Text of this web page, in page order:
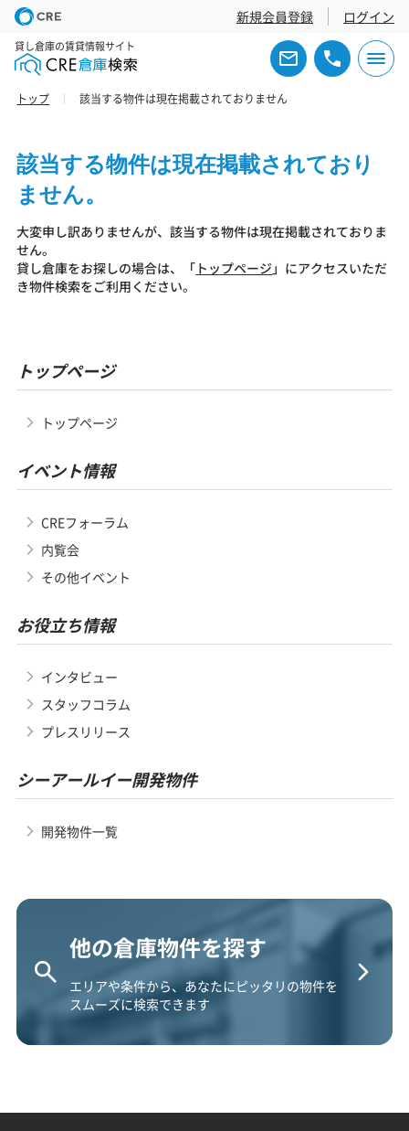
新規会員登録 ログイン
貸し倉庫の賃貸情報サイト
トップ 該当する物件は現在掲載されておりません
該当する物件は現在掲載されており
ません。
大変申し訳ありませんが、該当する物件は現在掲載されておりま
せん。
貸し倉庫をお探しの場合は、「 トップページ 」にアクセスいただ
き物件検索をご利用ください。
トップページ
トップページ
イベント情報
CREフォーラム
内覧会
その他イベント
お役立ち情報
インタビュー
スタッフコラム
プレスリリース
シーアールイー開発物件
開発物件一覧
他の倉庫物件を探す
エリアや条件から、あなたにピッタリの物件を
スムーズに検索できます